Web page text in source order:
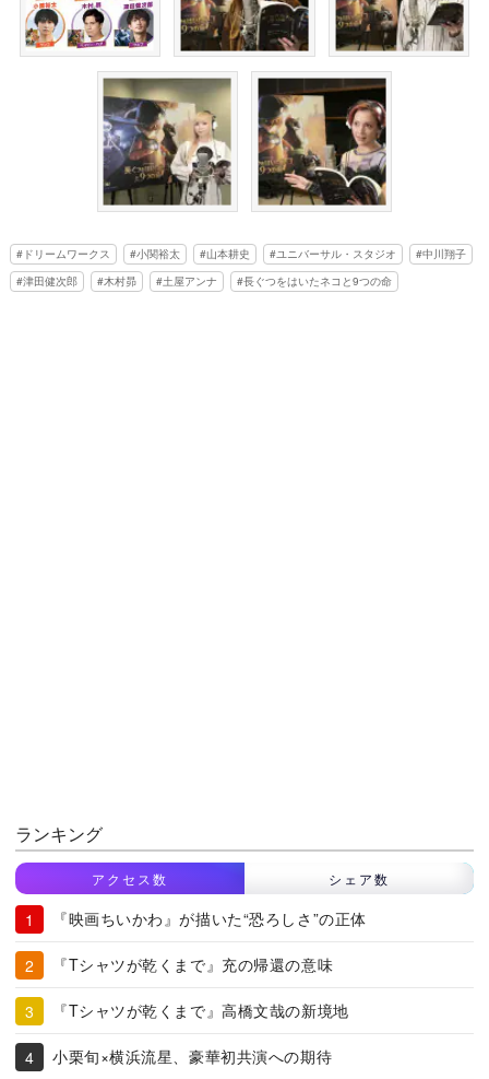
ドリームワークス 小関裕太 山本耕史 ユニバーサル・スタジオ
中川翔子
津田健次郎
木村昴 土屋アンナ 長ぐつをはいたネコと9つの命
ランキング
アクセス数 シェア数
『映画ちいかわ』が描いた“恐ろしさ”の正体
『Tシャツが乾くまで』充の帰還の意味
『Tシャツが乾くまで』高橋文哉の新境地
小栗旬×横浜流星、豪華初共演への期待